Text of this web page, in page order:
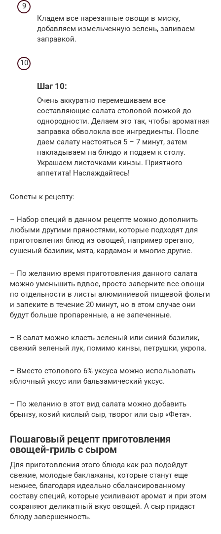
Кладем все нарезанные овощи в миску,
добавляем измельченную зелень, заливаем
заправкой.
Шаг 10:
Очень аккуратно перемешиваем все
составляющие салата столовой ложкой до
однородности. Делаем это так, чтобы ароматная
заправка обволокла все ингредиенты. После
даем салату настояться 5 – 7 минут, затем
накладываем на блюдо и подаем к столу.
Украшаем листочками кинзы. Приятного
аппетита! Наслаждайтесь!
Советы к рецепту:
– Набор специй в данном рецепте можно дополнить
любыми другими пряностями, которые подходят для
приготовления блюд из овощей, например орегано,
сушеный базилик, мята, кардамон и многие другие.
– По желанию время приготовления данного салата
можно уменьшить вдвое, просто заверните все овощи
по отдельности в листы алюминиевой пищевой фольги
и запеките в течение 20 минут, но в этом случае они
будут больше пропаренные, а не запеченные.
– В салат можно класть зеленый или синий базилик,
свежий зеленый лук, помимо кинзы, петрушки, укропа.
– Вместо столового 6% уксуса можно использовать
яблочный уксус или бальзамический уксус.
– По желанию в этот вид салата можно добавить
брынзу, козий кислый сыр, творог или сыр «Фета».
Пошаговый рецепт приготовления
овощей-гриль с сыром
Для приготовления этого блюда как раз подойдут
свежие, молодые баклажаны, которые станут еще
нежнее, благодаря идеально сбалансированному
составу специй, которые усиливают аромат и при этом
сохраняют деликатный вкус овощей. А сыр придаст
блюду завершенность.